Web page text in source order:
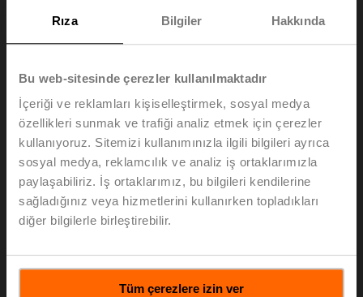
Rıza Bilgiler Hakkında
Bu web-sitesinde çerezler kullanılmaktadır
İçeriği ve reklamları kişiselleştirmek, sosyal medya
özellikleri sunmak ve trafiği analiz etmek için çerezler
kullanıyoruz. Sitemizi kullanımınızla ilgili bilgileri ayrıca
sosyal medya, reklamcılık ve analiz iş ortaklarımızla
paylaşabiliriz. İş ortaklarımız, bu bilgileri kendilerine
sağladığınız veya hizmetlerini kullanırken topladıkları
diğer bilgilerle birleştirebilir.
Tüm çerezlere izin ver
ZG-AF
Bağlantı işlemi için montaj kiti
Sepete ekle